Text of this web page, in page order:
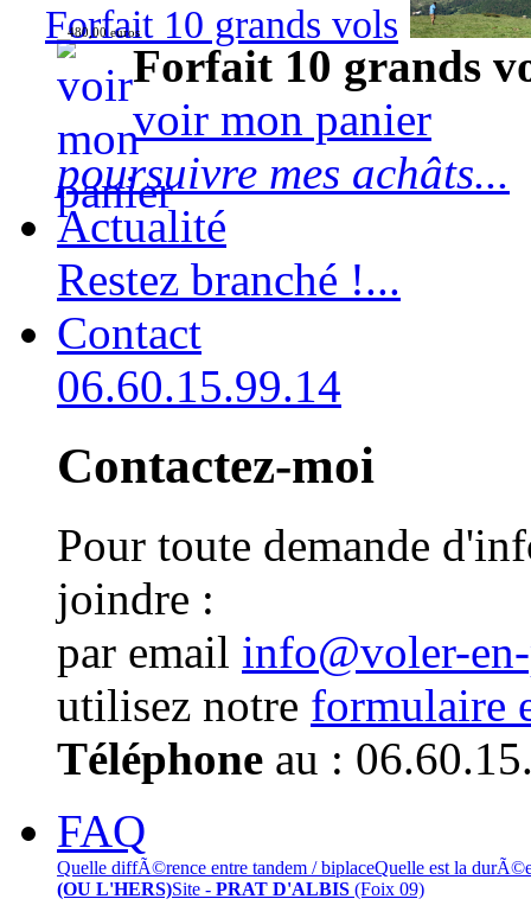
Forfait 10 grands vols
480,00 euros
Forfait 10 grands
voir mon panier
poursuivre mes achâts...
Actualité
Restez branché !...
Contact
06.60.15.99.14
Contactez-moi
Pour toute demande
joindre :
par email info@voler-
utilisez notre formulaire
Téléphone au :
FAQ
Quelle diffÃ©rence entre tandem / biplaceQuelle est la
(OU L'HERS)Site - PRAT D'ALBIS (Foix 09)